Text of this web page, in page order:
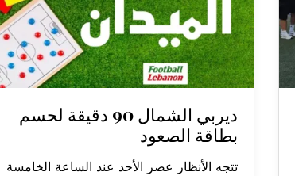
ديربي الشمال 90 دقيقة لحسم
بطاقة الصعود
تتجه الأنظار عصر الأحد عند الساعة الخامسة